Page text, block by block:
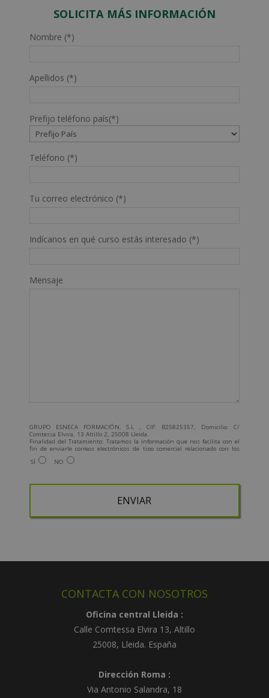
SOLICITA MÁS INFORMACIÓN
Nombre (*)
Apellidos (*)
Prefijo teléfono país(*)
Teléfono (*)
Tu correo electrónico (*)
Indícanos en qué curso estás interesado (*)
Mensaje
GRUPO ESNECA FORMACIÓN, S.L , CIF: B25825357, Domicilio: C/
Comtessa Elvira, 13 Altillo 2, 25008 Lleida.
Finalidad del Tratamiento: Tratamos la información que nos facilita con el
fin de enviarle correos electrónicos de tipo comercial relacionado con los
productos ofrecidos y otros tipo de productos que fueran de su interés.
Legitimación del tratamiento: Consentimiento del interesado.
Para más información consulte nuestra Política de Privacidad.
SÍ NO
CONTACTA CON NOSOTROS
Oficina central Lleida :
Calle Comtessa Elvira 13, Altillo
25008, Lleida. España
Dirección Roma :
Via Antonio Salandra, 18